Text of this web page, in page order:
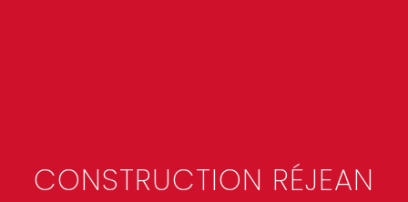
CONSTRUCTION RÉJEAN